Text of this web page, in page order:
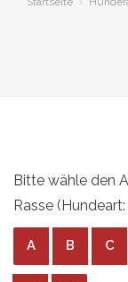
Bitte wähle den
Rasse
A B C